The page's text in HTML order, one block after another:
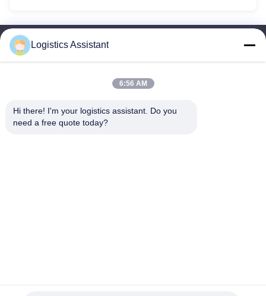
Logistics Assistant
6:56 AM
Hi there! I'm your logistics assistant. Do you
need a free quote today?